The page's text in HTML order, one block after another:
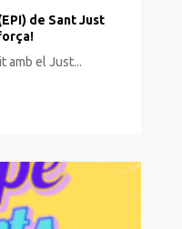
de Sant Just
amb el Just...